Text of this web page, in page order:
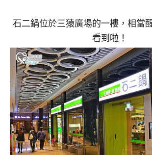
石二鍋位於三猿廣場的一樓，相當
看到啦！